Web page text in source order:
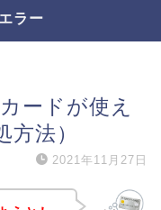
ラー
ードが使え
法）
2021年11月27日